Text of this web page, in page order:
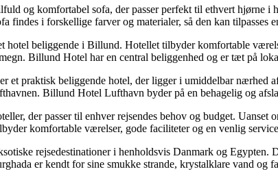
og komfortabel sofa, der passer perfekt til ethvert hjørne
findes i forskellige farver og materialer, så den kan tilpasses
beliggende i Billund. Hotellet tilbyder komfortable
Billund Hotel har en central beliggenhed og er tæt på
et praktisk beliggende hotel, der ligger i umiddelbar
Billund Hotel Lufthavn byder på en behagelig og
der passer til enhver rejsendes behov og budget.
komfortable værelser, gode faciliteter og en venlig
rejsedestinationer i henholdsvis Danmark og
er kendt for sine smukke strande, krystalklare vand